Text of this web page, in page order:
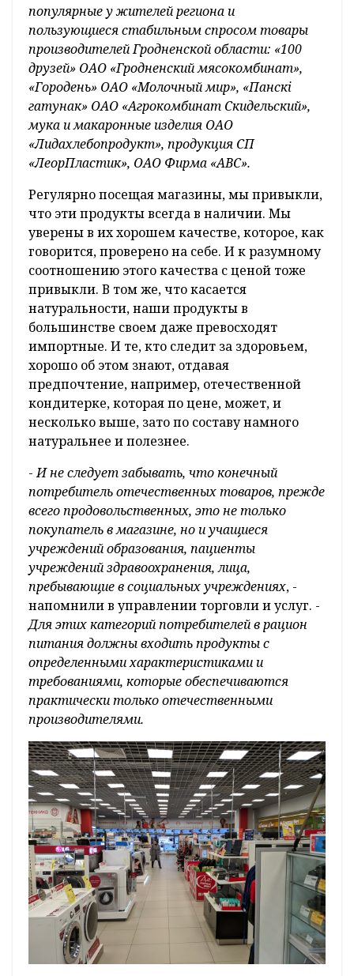
популярные у жителей региона и
пользующиеся стабильным спросом товары
производителей Гродненской области: «100
друзей» ОАО «Гродненский мясокомбинат»,
«Городень» ОАО «Молочный мир», «Панскі
гатунак» ОАО «Агрокомбинат Скидельский»,
мука и макаронные изделия ОАО
«Лидахлебопродукт», продукция СП
«ЛеорПластик», ОАО Фирма «АВС».
Регулярно посещая магазины, мы привыкли,
что эти продукты всегда в наличии. Мы
уверены в их хорошем качестве, которое, как
говорится, проверено на себе. И к разумному
соотношению этого качества с ценой тоже
привыкли. В том же, что касается
натуральности, наши продукты в
большинстве своем даже превосходят
импортные. И те, кто следит за здоровьем,
хорошо об этом знают, отдавая
предпочтение, например, отечественной
кондитерке, которая по цене, может, и
несколько выше, зато по составу намного
натуральнее и полезнее.
-И не следует забывать, что конечный
потребитель отечественных товаров, прежде
всего продовольственных, это не только
покупатель в магазине, но и учащиеся
учреждений образования, пациенты
учреждений здравоохранения, лица,
пребывающие в социальных учреждениях, -
напомнили в управлении торговли и услуг. -
Для этих категорий потребителей в рацион
питания должны входить продукты с
определенными характеристиками и
требованиями, которые обеспечиваются
практически только отечественными
производителями.